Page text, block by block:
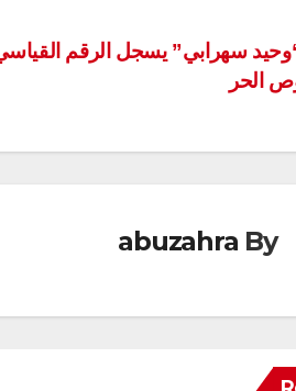
“وحيد سهرابي” يسجل الرقم
الحر
By
abuzahra